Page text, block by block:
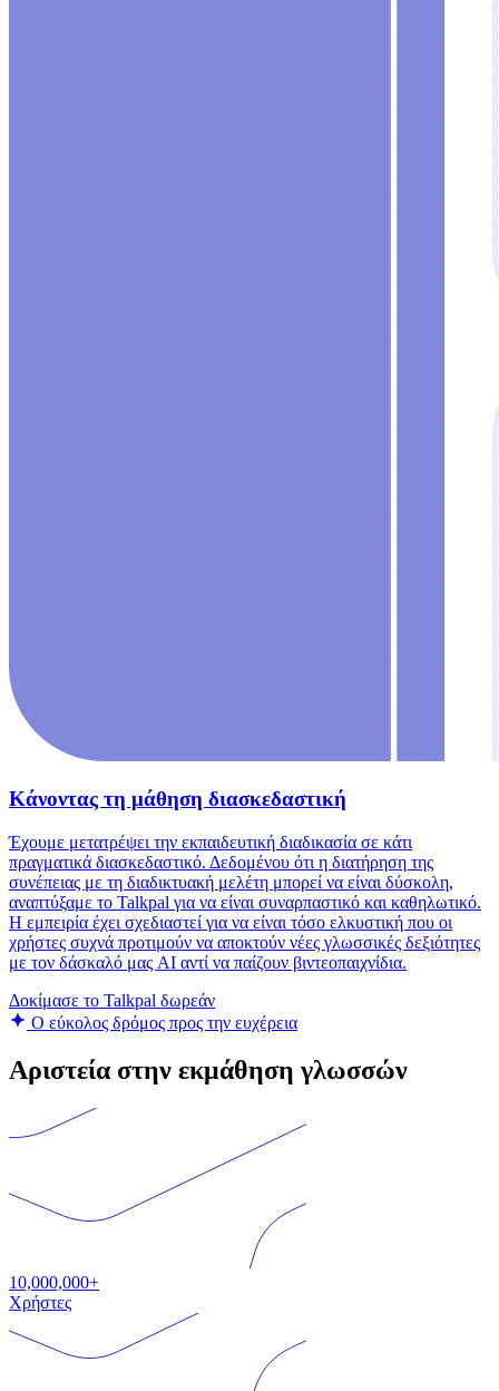
Κάνοντας τη μάθηση διασκεδαστική
Έχουμε μετατρέψει την εκπαιδευτική διαδικασία σε κάτι
πραγματικά διασκεδαστικό. Δεδομένου ότι η διατήρηση της
συνέπειας με τη διαδικτυακή μελέτη μπορεί να είναι δύσκολη,
αναπτύξαμε το Talkpal για να είναι συναρπαστικό και καθηλωτικό.
Η εμπειρία έχει σχεδιαστεί για να είναι τόσο ελκυστική που οι
χρήστες συχνά προτιμούν να αποκτούν νέες γλωσσικές δεξιότητες
με τον δάσκαλό μας AI αντί να παίζουν βιντεοπαιχνίδια.
Δοκίμασε το Talkpal δωρεάν
Ο εύκολος δρόμος προς την ευχέρεια
Αριστεία στην εκμάθηση γλωσσών
10,000,000+
Χρήστες